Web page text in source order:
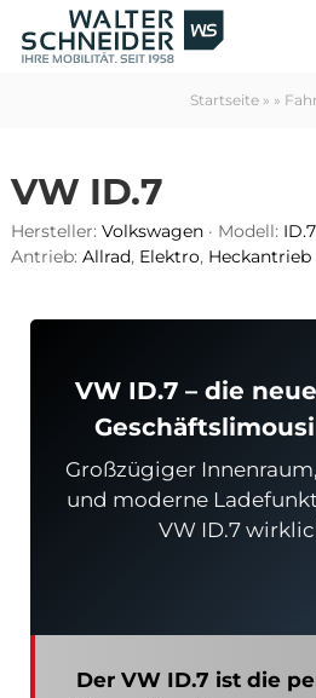
Startseite » »
VW ID.7
Hersteller: Volkswagen · Modell: ID.7
Antrieb: Allrad, Elektro, Heckantrieb
VW ID.7 – die
Großzügiger
und moderne
VW ID.7
Der VW ID.7 ist die